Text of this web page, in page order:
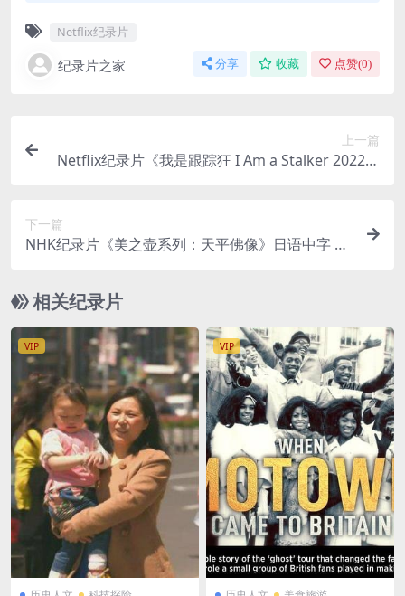
Netflix纪录片
纪录片之家 分享 收藏 点赞(0)
上一篇
Netflix纪录片《我是跟踪狂 I Am a Stalker 2022》
下一篇
NHK纪录片《美之壶系列：天平佛像》日语中字 10
相关纪录片
VIP VIP